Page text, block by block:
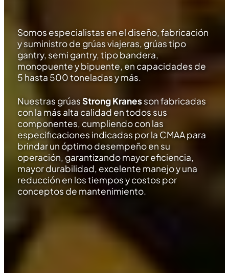
Somos especialistas en el diseño, fabricación
y suministro de grúas viajeras, grúas tipo
gantry, semi gantry, tipo bandera,
monopuente y bipuente, en capacidades de
5 hasta 500 toneladas y más.
Nuestras grúasStrong Kranesson fabricadas
con la más alta calidad en todos sus
componentes, cumpliendo con las
especificaciones indicadas por la CMAA para
brindar un óptimo desempeño en su
operación, garantizando mayor eficiencia,
mayor durabilidad, excelente manejo y una
reducción en los tiempos y costos por
conceptos de mantenimiento.